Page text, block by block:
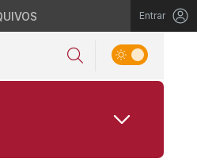
Entrar